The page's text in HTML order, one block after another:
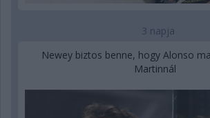
3 napja
Newey biztos benne, hogy Alonso
Martinnál